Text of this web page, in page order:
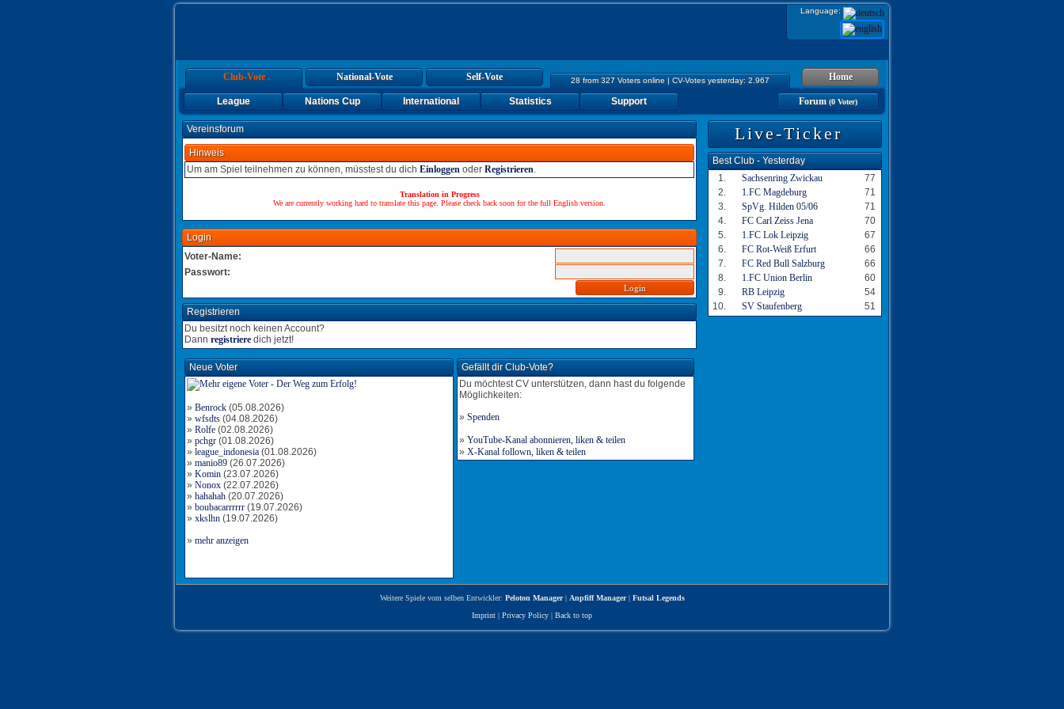
Language:
28 from 327 Voters online | CV-Votes yesterday: 2.967
Club-Vote National-Vote Self-Vote Home
Forum(0 Voter)
League Nations Cup International Statistics Support
Vereinsforum
Hinweis
Um am Spiel teilnehmen zu können, müsstest du dich Einloggen oder Registrieren.
Translation in Progress
We are currently working hard to translate this page. Please check back soon for the full English version.
Login
Voter-Name:
Passwort:
Registrieren
Du besitzt noch keinen Account?
Dann registriere dich jetzt!
Neue Voter
» Benrock (05.08.2026)
» wfsdts (04.08.2026)
» Rolfe (02.08.2026)
» pchgr (01.08.2026)
» league_indonesia (01.08.2026)
» manio89 (26.07.2026)
» Komin (23.07.2026)
» Nonox (22.07.2026)
» hahahah (20.07.2026)
» boubacarrrrrr (19.07.2026)
» xkslhn (19.07.2026)
» mehr anzeigen
Gefällt dir Club-Vote?
Du möchtest CV unterstützen, dann hast du folgende
Möglichkeiten:
» Spenden
» YouTube-Kanal abonnieren, liken & teilen
» X-Kanal follown, liken & teilen
Live-Ticker
Best Club - Yesterday
1.
Sachsenring Zwickau
77
2.
1.FC Magdeburg
71
3.
SpVg. Hilden 05/06
71
4.
FC Carl Zeiss Jena
70
5.
1.FC Lok Leipzig
67
6.
FC Rot-Weiß Erfurt
66
7.
FC Red Bull Salzburg
66
8.
1.FC Union Berlin
60
9.
RB Leipzig
54
10.
SV Staufenberg 51
Weitere Spiele vom selben Entwickler: Peloton Manager| Anpfiff Manager| Futsal Legends
Imprint | Privacy Policy | Back to top